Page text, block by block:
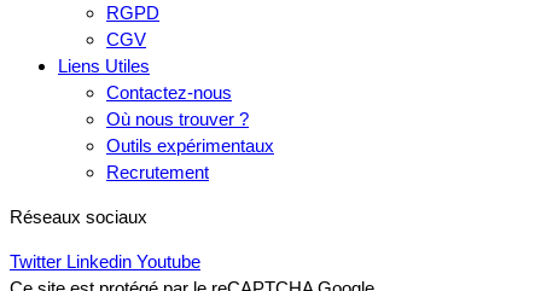
RGPD
CGV
Liens Utiles
Contactez-nous
Où nous trouver ?
Outils expérimentaux
Recrutement
Réseaux sociaux
Twitter Linkedin Youtube